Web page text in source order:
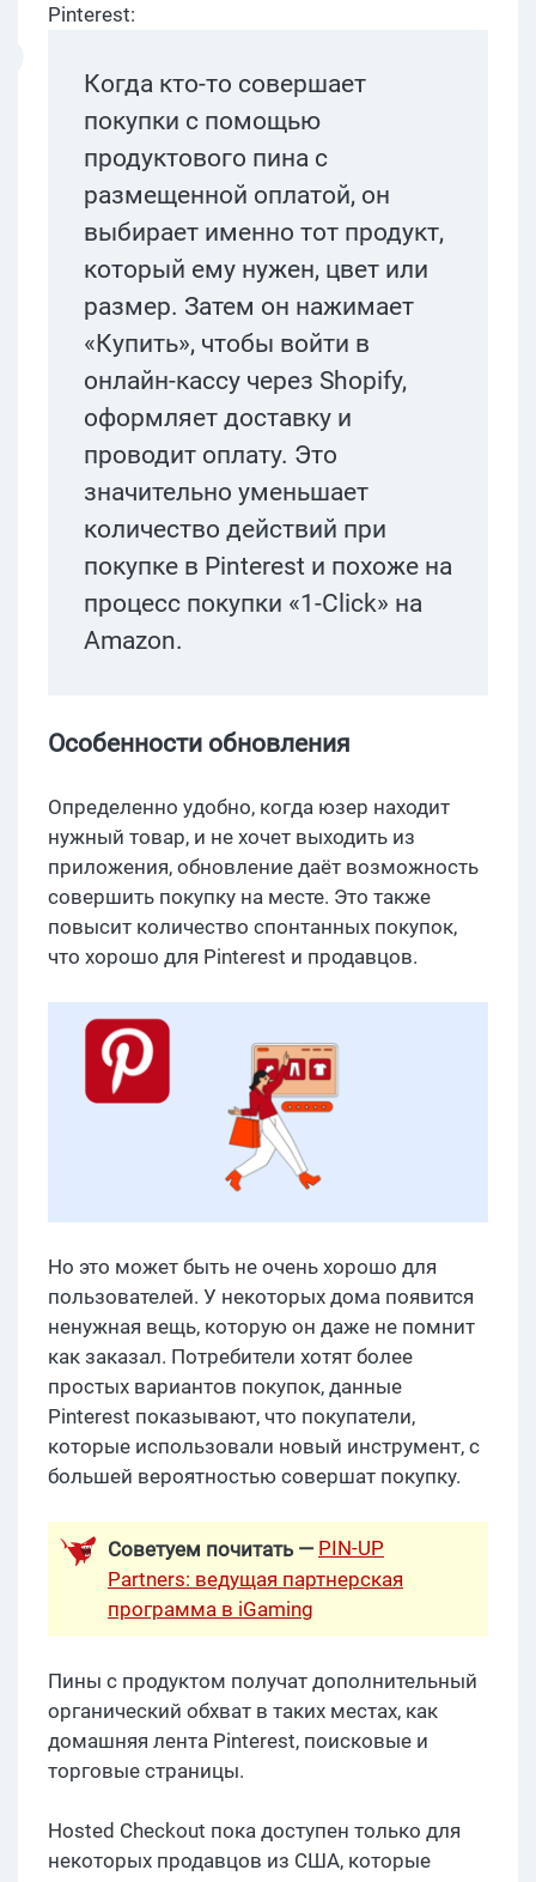
Pinterest:
Когда кто-то совершает
покупки с помощью
продуктового пина с
размещенной оплатой, он
выбирает именно тот продукт,
который ему нужен, цвет или
размер. Затем он нажимает
«Купить», чтобы войти в
онлайн-кассу через Shopify,
оформляет доставку и
проводит оплату. Это
значительно уменьшает
количество действий при
покупке в Pinterest и похоже на
процесс покупки «1-Click» на
Amazon.
Особенности обновления
Определенно удобно, когда юзер находит
нужный товар, и не хочет выходить из
приложения, обновление даёт возможность
совершить покупку на месте. Это также
повысит количество спонтанных покупок,
что хорошо для Pinterest и продавцов.
Но это может быть не очень хорошо для
пользователей. У некоторых дома появится
ненужная вещь, которую он даже не помнит
как заказал. Потребители хотят более
простых вариантов покупок, данные
Pinterest показывают, что покупатели,
которые использовали новый инструмент, с
большей вероятностью совершат покупку.
Советуем почитать — PIN-UP
Partners: ведущая партнерская
программа в iGaming
Пины с продуктом получат дополнительный
органический обхват в таких местах, как
домашняя лента Pinterest, поисковые и
торговые страницы.
Hosted Checkout пока доступен только для
некоторых продавцов из США, которые